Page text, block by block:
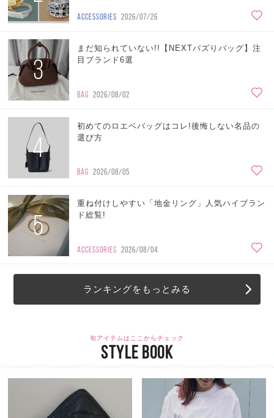
ACCESSORIES 2026/07/26
3
まだ知られていない!!【NEXTバズりバッグ】注
目ブランド6選
BAG 2026/08/02
4
初めてのロエベバッグはコレ!後悔しない名品の
選び方
BAG 2026/08/05
5
重ね付けしやすい「地金リング」人気ハイブラン
ド総覧!
ACCESSORIES 2026/08/04
ランキングをもっとみる
旬アイテムはここからチェック
STYLE BOOK